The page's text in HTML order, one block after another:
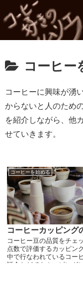
コーヒー
コーヒーに興味が湧
からないと人のため
を紹介しながら、他
せていきます。
コーヒーを始める
コーヒーカッピング
コーヒー豆の品質をチェ
点数で評価するカッピン
中で行なわれているコー
評会などでもカッピング